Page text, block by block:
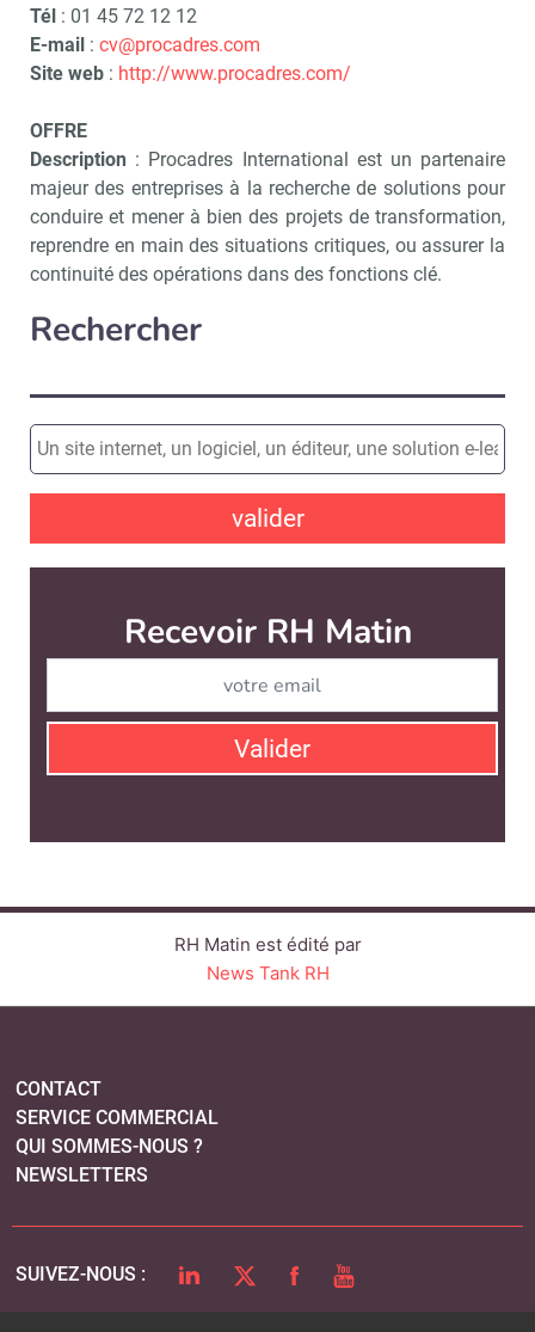
Tél : 01 45 72 12 12
E-mail : cv@procadres.com
Site web : http://www.procadres.com/
OFFRE
Description : Procadres International est un partenaire
majeur des entreprises à la recherche de solutions pour
conduire et mener à bien des projets de transformation,
reprendre en main des situations critiques, ou assurer la
continuité des opérations dans des fonctions clé.
Rechercher
valider
Recevoir RH Matin
Valider
RH Matin est édité par
News Tank RH
CONTACT
SERVICE COMMERCIAL
QUI SOMMES-NOUS ?
NEWSLETTERS
SUIVEZ-NOUS : LINKEDINTWITTERFACEBOOK
YOUTUBE